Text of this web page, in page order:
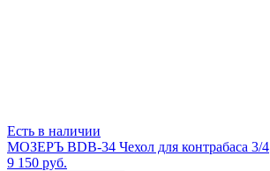
Есть в наличии
МОЗЕРЪ BDB-34 Чехол для контрабаса 3/4
9 150 руб.